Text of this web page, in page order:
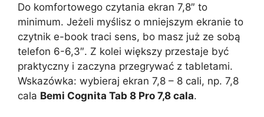
Do komfortowego czytania ekran 7,8″ to
minimum. Jeżeli myślisz o mniejszym ekranie to
czytnik e-book traci sens, bo masz już ze sobą
telefon 6-6,3″. Z kolei większy przestaje być
praktyczny i zaczyna przegrywać z tabletami.
Wskazówka: wybieraj ekran 7,8 – 8 cali, np. 7,8
cala Bemi Cognita Tab 8 Pro 7,8 cala.